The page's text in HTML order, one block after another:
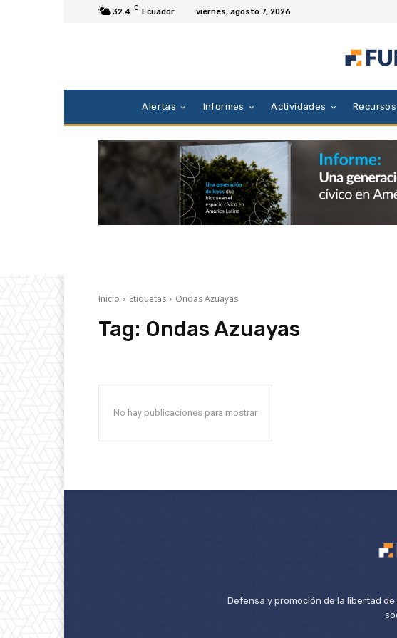
32.4 C Ecuador viernes, agosto 7, 2026
Alertas Informes Actividades Recursos
Inicio Etiquetas Ondas Azuayas
Tag: Ondas Azuayas
No hay publicaciones para mostrar
Defensa y promoción de la libertad